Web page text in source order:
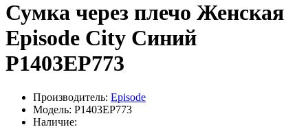
Сумка через плечо Женская
Episode City Синий
P1403EP773
Производитель: Episode
Модель: P1403EP773
Наличие: